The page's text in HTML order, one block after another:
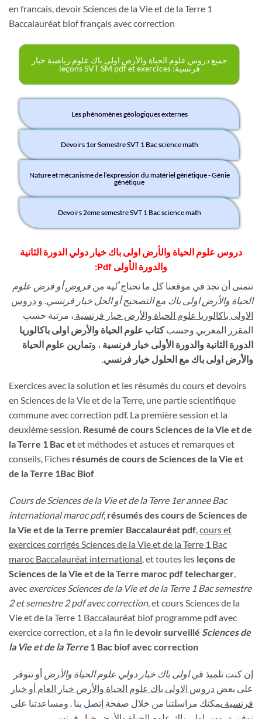
en francais, devoir Sciences de la Vie et de la Terre 1
Baccalauréat biof français avec correction
جميع دروس علوم الحياة والأرض اولى باك علوم رياضية خيار
فرنسية: leçons SVT SM pdf et exercices
Les phénomènes géologiques externes
Devoirs 1er Semestre SVT 1 Bac science math
Nature et mécanisme de l’expression du matériel génétique - Génie
génétique
Devoirs 2eme semestre SVT 1 Bac science math
دروس علوم الحياة والأرض اولى باك خيار دولي الدورة الثانية
والدورة الأولى Pdf:
نتمنى أن تجد في موقعنا كل ما تحتاج ٌليه من فروض أو فرض علوم
الحياة والأرض اولى باك مع التصحيح أو الحل خيار فرنسي . و دروس
الاولى باكالوريا علوم الحياة والأرض خيار فرنسية ، مرتبة حسب
المقرر المغربي وحسبكتاب علوم الحياة والأرض اولى باكالوريا
الدورة الثانية والدورة الأولى خيار فرنسية ، وتمارين علوم الحياة
والأرض اولى باك مع الحلول خيار فرنسي
Exercices avec la solution et les résumés du cours et devoirs
en Sciences de la Vie et de la Terre, une partie scientifique
commune avec correction pdf. La première session et la
deuxième session. Resumé de cours Sciences de la Vie et de
la Terre 1 Bac etet méthodes et astuces et remarques et
conseils, Fiches résumés de cours de Sciences de la Vie et
de la Terre 1Bac Biof
Cours de Sciences de la Vie et de la Terre 1er annee Bac
international maroc pdf, résumés des cours de Sciences de
la Vie et de la Terre premier Baccalauréat pdf,cours et
exercices corrigés Sciences de la Vie et de la Terre 1 Bac
maroc Baccalauréat international, et toutes les leçons de
Sciences de la Vie et de la Terre maroc pdf telecharger,
avec exercicesSciences de la Vie et de la Terre 1 Bac semestre
2 et semestre 2 pdf avec correction, et cours Sciences de la
Vie et de la Terre 1 Baccalauréat biof programme pdf avec
exercice correction, et a la fin ledevoir surveillé Sciences de
la Vie et de la Terre 1 Bac biof avec correction
إن كنت تلميذ فياولى باك خيار دولي علوم الحياة والأرض أو تتوفر
على بعض دروس الاولى باك علوم الحياة والأرض خيار العام أو خيار
فرنسية يمكنك مراسلتنا من خلال صفحة إتصل بنا . ومساعدتنا على